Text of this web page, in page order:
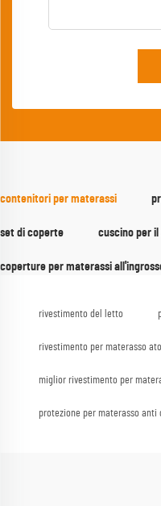
contenitori per materassi
set di coperte cuscino per il
coperture per materassi
rivestimento del letto
rivestimento per materasso
miglior rivestimento per
protezione per materasso anti